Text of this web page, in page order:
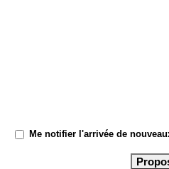
Me notifier l'arrivée de